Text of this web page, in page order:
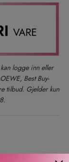
logge inn eller
Best Buy-
tilbud. Gjelder kun